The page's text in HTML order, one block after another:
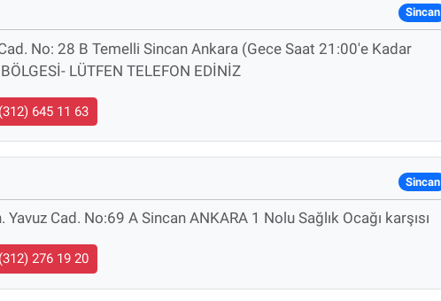
Sincan
No: 28 B Temelli Sincan Ankara (Gece Saat 21:00'e Kadar
LÜTFEN TELEFON EDİNİZ
645 11 63
Sincan
Cad. No:69 A Sincan ANKARA 1 Nolu Sağlık Ocağı karşısı
276 19 20